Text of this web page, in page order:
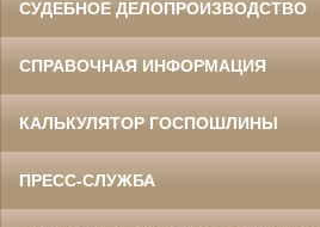
СУДЕБНОЕ ДЕЛОПРОИЗВОДСТВО
СПРАВОЧНАЯ ИНФОРМАЦИЯ
КАЛЬКУЛЯТОР ГОСПОШЛИНЫ
ПРЕСС-СЛУЖБА